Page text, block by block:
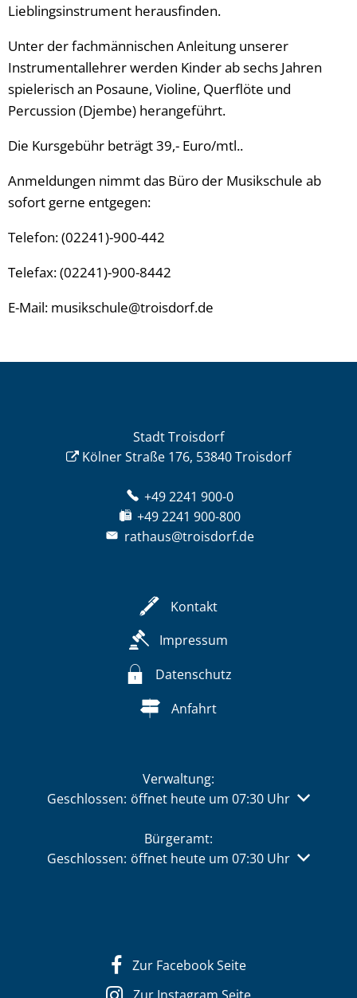
Lieblingsinstrument herausfinden.
Unter der fachmännischen Anleitung unserer
Instrumentallehrer werden Kinder ab sechs Jahren
spielerisch an Posaune, Violine, Querflöte und
Percussion (Djembe) herangeführt.
Die Kursgebühr beträgt 39,- Euro/mtl..
Anmeldungen nimmt das Büro der Musikschule ab
sofort gerne entgegen:
Telefon: (02241)-900-442
Telefax: (02241)-900-8442
E-Mail: musikschule@troisdorf.de
Stadt Troisdorf
Kölner Straße 176, 53840 Troisdorf
+49 2241 900-0
+49 2241 900-800
rathaus@troisdorf.de
Kontakt
Impressum
Datenschutz
Anfahrt
Verwaltung:
Klicken, um weitere Öffnungs- oder Schließzeiten
Geschlossen: öffnet heute um 07:30 Uhr
Bürgeramt:
Klicken, um weitere Öffnungs- oder Schließzeiten
Geschlossen: öffnet heute um 07:30 Uhr
Zur Facebook Seite